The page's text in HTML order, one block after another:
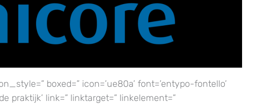
boxed=” icon=’ue80a’ font=’entypo-fontello’
praktijk’ link=” linktarget=” linkelement=”